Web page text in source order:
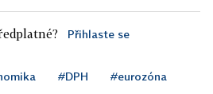
Přihlaste se
#DPH #eurozóna